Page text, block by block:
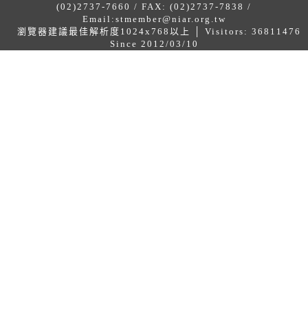
(02)2737-7660 / FAX: (02)2737-7838 /
Email: stmember@niar.org.tw
瀏覽器建議最佳解析度1024x768以上 │ Visitors: 36811476
Since 2012/03/10